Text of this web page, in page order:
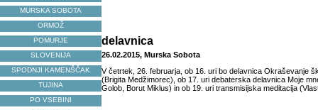
MURSKA SOBOTA
ORMOŽ
POMURJE
SLOVENIJA
SPODNJI KAMENŠČAK
TUJINA
PO VSEBINI
delavnica
26.02.2015, Murska Sobota
V četrtek, 26. februarja, ob 16. uri bo delavnica Okraševanje
(Brigita Medžimorec), ob 17. uri debaterska delavnica Moje
Golob, Borut Miklus) in ob 19. uri transmisijska meditacija